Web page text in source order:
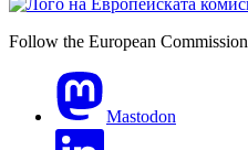
Follow the European Commission
Mastodon